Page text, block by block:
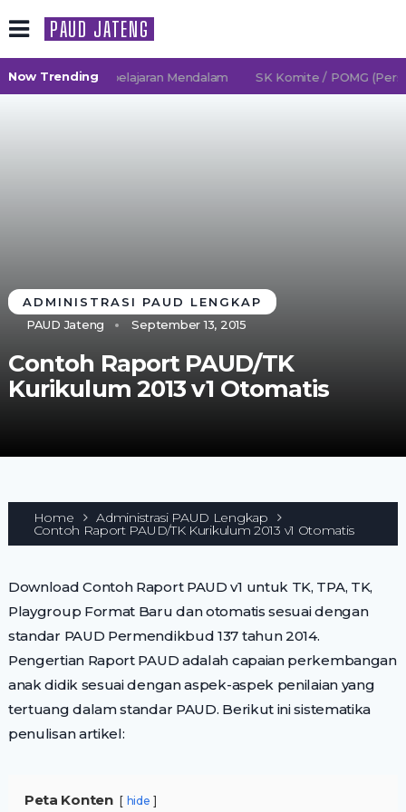
PAUD JATENG
Now Trending
2027 TK Pembelajaran Mendalam SK Komite / POMG
ADMINISTRASI PAUD LENGKAP
PAUD Jateng
September 13, 2015
Contoh Raport PAUD/TK
Kurikulum 2013 v1 Otomatis
Home Administrasi PAUD Lengkap
Contoh Raport PAUD/TK Kurikulum 2013 v1 Otomatis
Download Contoh Raport PAUD v1 untuk TK, TPA, TK,
Playgroup Format Baru dan otomatis sesuai dengan
standar PAUD Permendikbud 137 tahun 2014.
Pengertian Raport PAUD adalah capaian perkembangan
anak didik sesuai dengan aspek-aspek penilaian yang
tertuang dalam standar PAUD. Berikut ini sistematika
penulisan artikel:
Peta Konten hide